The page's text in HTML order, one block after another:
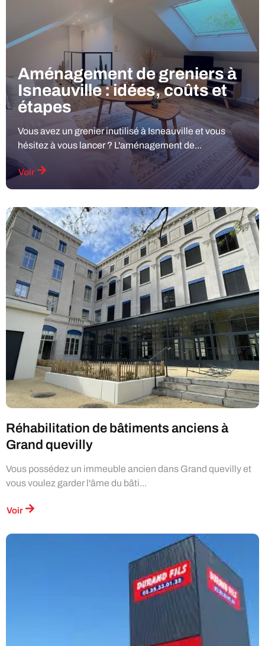
Aménagement de greniers à
Isneauville : idées, coûts et
étapes
Vous avez un grenier inutilisé à Isneauville et vous
hésitez à vous lancer ? L'aménagement de...
Voir
Réhabilitation de bâtiments anciens à
Grand quevilly
Vous possédez un immeuble ancien dans Grand quevilly et
vous voulez garder l'âme du bâti...
Voir